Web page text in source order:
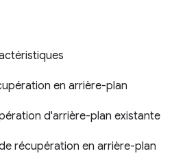
en arrière-plan
d'arrière-plan existante
récupération en arrière-plan